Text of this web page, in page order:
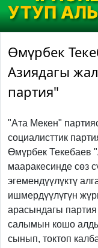
Өмүрбек
Азиядагы
партия"
"Ата Мекен"
социалисттик
Өмүрбек Текебаев
мааракесинде сөз
эгемендүүлүктү
ишмердүүлүгүн
арасындагы
салымын кошо
сынып, токтоп